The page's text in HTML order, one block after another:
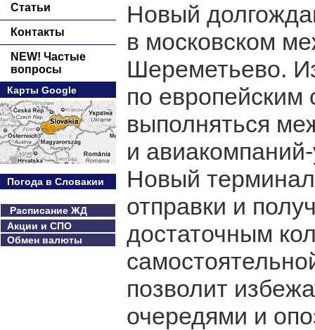
Статьи
Контакты
NEW! Частые
вопросы
Карты Google
Погода в Словакии
Расписание ЖД
Акции и СПО
Обмен валюты
Новый
в московском
Шереметьево.
по европейским
выполняться
и
Новый
отправки и
достаточным
позволит
очередями и